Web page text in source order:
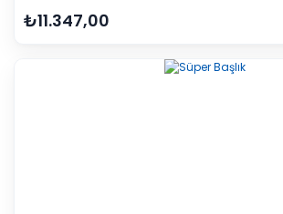
₺11.347,00